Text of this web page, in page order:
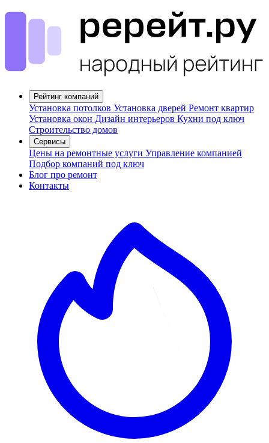
Рейтинг компаний
Установка потолков Установка дверей Ремонт квартир
Установка окон Дизайн интерьеров Кухни под ключ
Строительство домов
Сервисы
Цены на ремонтные услуги Управление компанией
Подбор компаний под ключ
Блог про ремонт
Контакты